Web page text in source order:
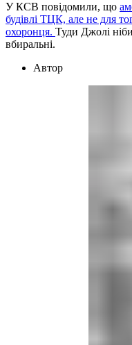
У КСВ повідомили, що
будівлі ТЦК, але не для
охоронця. Туди Джолі
вбиральні.
Автор